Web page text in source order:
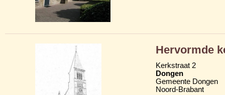
Hervormde
Kerkstraat 2
Dongen
Gemeente Dongen
Noord-Brabant